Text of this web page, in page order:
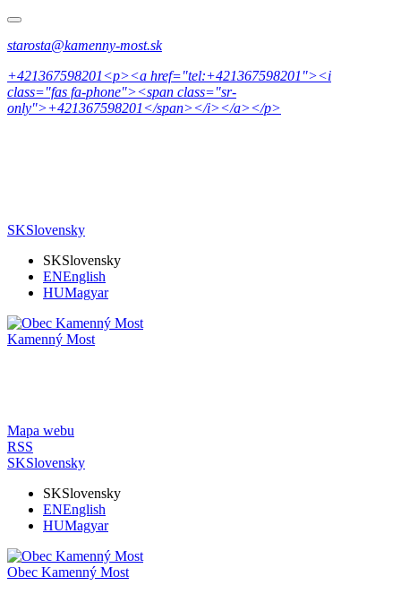
starosta@kamenny-most.sk
+421367598201<p><a href="tel:+421367598201"><i
class="fas fa-phone"><span class="sr-
only">+421367598201</span></i></a></p>
SKSlovensky
SKSlovensky
ENEnglish
HUMagyar
Kamenný Most
Mapa webu
RSS
SKSlovensky
SKSlovensky
ENEnglish
HUMagyar
Obec Kamenný Most